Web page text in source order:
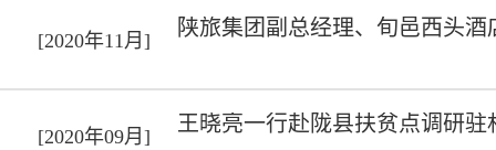
[2020年11月]
陕旅集团副总经理、旬邑西头
[2020年09月]
王晓亮一行赴陇县扶贫点调研驻